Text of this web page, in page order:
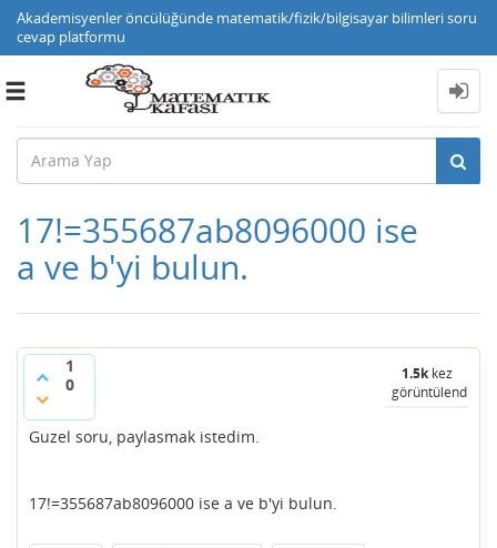
Akademisyenler öncülüğünde matematik/fizik/bilgisayar bilimleri soru
cevap platformu
Toggle
17!=355687ab8096000 ise
a ve b'yi bulun.
1
0
1.5kkez
görüntülendi
Guzel soru, paylasmak istedim.
17!=355687ab8096000 ise a ve b'yi bulun.